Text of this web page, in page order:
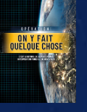
REGARDER